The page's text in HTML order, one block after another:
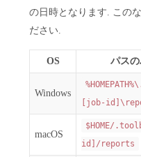
の日時となります. この
ださい.
OS パス
Windows
[job-
macOS
$HOME/
id]/reports